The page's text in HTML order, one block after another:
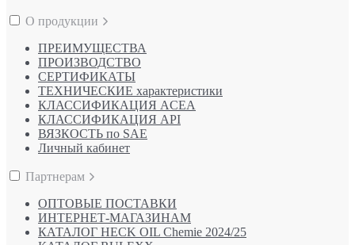
О продукции
ПРЕИМУЩЕСТВА
ПРОИЗВОДСТВО
СЕРТИФИКАТЫ
ТЕХНИЧЕСКИЕ характеристики
КЛАССИФИКАЦИЯ ACEA
КЛАССИФИКАЦИЯ API
ВЯЗКОСТЬ по SAE
Личный кабинет
Партнерам
ОПТОВЫЕ ПОСТАВКИ
ИНТЕРНЕТ-МАГАЗИНАМ
КАТАЛОГ HECK OIL Chemie 2024/25